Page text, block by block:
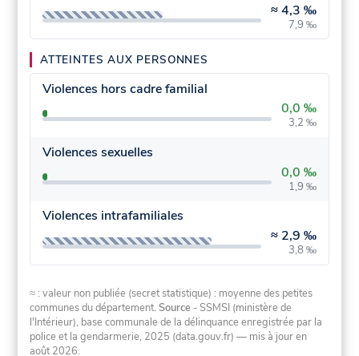
≈4,3 ‰
7,9 ‰
ATTEINTES AUX PERSONNES
Violences hors cadre familial
0,0 ‰
3,2 ‰
Violences sexuelles
0,0 ‰
1,9 ‰
Violences intrafamiliales
≈ 2,9 ‰
3,8 ‰
≈ : valeur non publiée (secret statistique) : moyenne des petites
communes du département.Source - SSMSI (ministère de
l'Intérieur), base communale de la délinquance enregistrée par la
police et la gendarmerie, 2025 (data.gouv.fr) — mis à jour en
août 2026.